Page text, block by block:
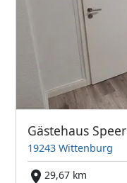
Gästehaus Speer
19243 Wittenburg
29,67 km